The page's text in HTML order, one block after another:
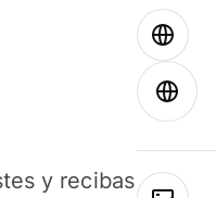
y recibas